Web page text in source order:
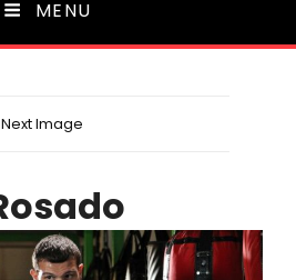
| MENU
Next Image